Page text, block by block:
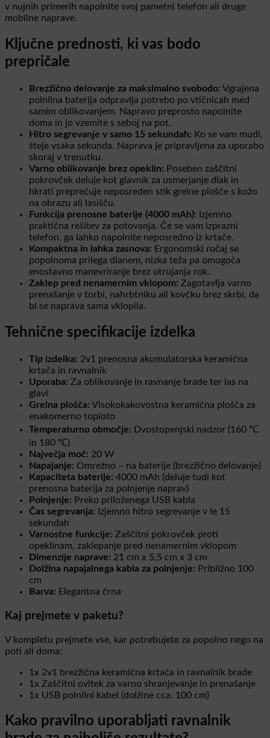
v nujnih primerih napolnite svoj pametni telefon ali druge
mobilne naprave.
Ključne prednosti, ki vas bodo
prepričale
Brezžično delovanje za maksimalno svobodo: Vgrajena
polnilna baterija odpravlja potrebo po vtičnicah med
samim oblikovanjem. Napravo preprosto napolnite
doma in jo vzemite s seboj na pot.
Hitro segrevanje v samo 15 sekundah: Ko se vam mudi,
šteje vsaka sekunda. Naprava je pripravljena za uporabo
skoraj v trenutku.
Varno oblikovanje brez opeklin: Poseben zaščitni
pokrovček deluje kot glavnik za usmerjanje dlak in
hkrati preprečuje neposreden stik grelne plošče s kožo
na obrazu ali lasišču.
Funkcija prenosne baterije (4000 mAh): Izjemno
praktična rešitev za potovanja. Če se vam izprazni
telefon, ga lahko napolnite neposredno iz krtače.
Kompaktna in lahka zasnova: Ergonomski ročaj se
popolnoma prilega dlanem, nizka teža pa omogoča
enostavno manevriranje brez utrujanja rok.
Zaklep pred nenamernim vklopom: Zagotavlja varno
prenašanje v torbi, nahrbtniku ali kovčku brez skrbi, da
bi se naprava sama vklopila.
Tehnične specifikacije izdelka
Tip izdelka: 2v1 prenosna akumulatorska keramična
krtača in ravnalnik
Uporaba: Za oblikovanje in ravnanje brade ter las na
glavi
Grelna plošča: Visokokakovostna keramična plošča za
enakomerno toploto
Temperaturno območje: Dvostopenjski nadzor (160 ℃
in 180 ℃)
Največja moč: 20 W
Napajanje: Omrežno – na baterije (brezžično delovanje)
Kapaciteta baterije: 4000 mAh (deluje tudi kot
prenosna baterija za polnjenje naprav)
Polnjenje: Preko priloženega USB kabla
Čas segrevanja: Izjemno hitro segrevanje v le 15
sekundah
Varnostne funkcije: Zaščitni pokrovček proti
opeklinam, zaklepanje pred nenamernim vklopom
Dimenzije naprave: 21 cm x 5,5 cm x 3 cm
Dolžina napajalnega kabla za polnjenje: Približno 100
cm
Barva: Elegantna črna
Kaj prejmete v paketu?
V kompletu prejmete vse, kar potrebujete za popolno nego na
poti ali doma:
1x 2v1 brezžična keramična krtača in ravnalnik brade
1x Zaščitni ovitek za varno shranjevanje in prenašanje
1x USB polnilni kabel (dolžine cca. 100 cm)
Kako pravilno uporabljati ravnalnik